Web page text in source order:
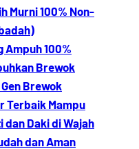
Murni 100% Non-
Ampuh 100%
Brewok
Brewok
Terbaik Mampu
dan Daki di Wajah
dan Aman